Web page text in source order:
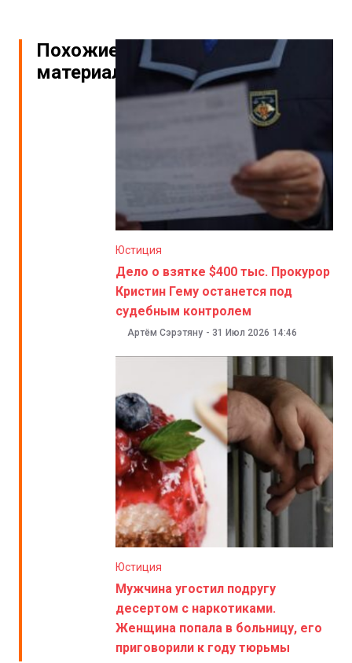
Похожие
материалы
Юстиция
Дело о взятке $400 тыс. Прокурор
Кристин Гему останется под
судебным контролем
Артём Сэрэтяну - 31 Июл 2026 14:46
Юстиция
Мужчина угостил подругу
десертом с наркотиками.
Женщина попала в больницу, его
приговорили к году тюрьмы